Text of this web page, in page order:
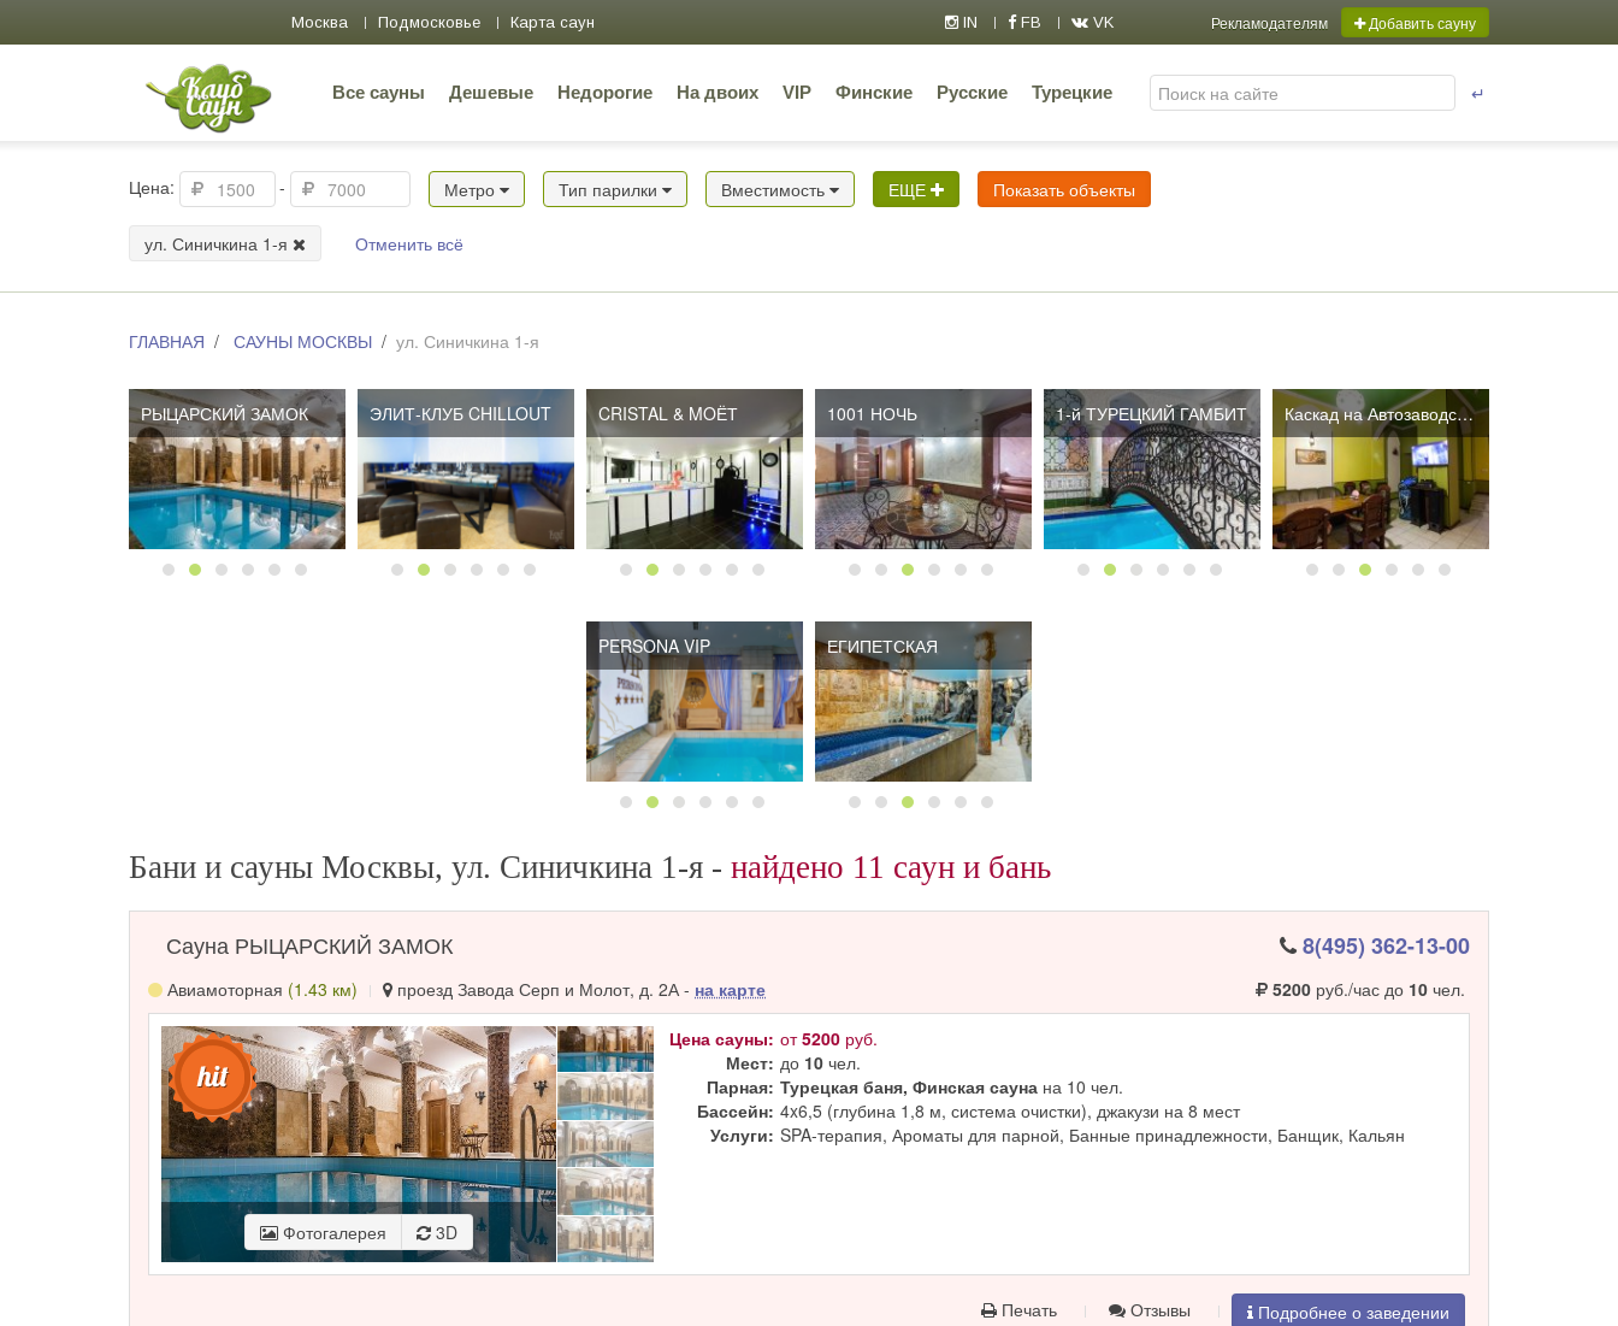
Москва Подмосковье Карта саун IN FB VK Добавить сауну
Рекламодателям
Все сауны Дешевые Недорогие На двоих VIP Финские Русские Турецкие ↵
Цена: - Метро Тип парилки Вместимость ЕЩЕ Показать объекты
ул. Синичкина 1-я Отменить всё
ГЛАВНАЯ САУНЫ МОСКВЫ ул. Синичкина 1-я
РЫЦАРСКИЙ ЗАМОК ЭЛИТ-КЛУБ CHILLOUT CRISTAL & MOЁТ 1001 НОЧЬ 1-й ТУРЕЦКИЙ ГАМБИТ Каскад на Автозаводской
PERSONA VIP ЕГИПЕТСКАЯ
Бани и сауны Москвы, ул. Синичкина 1-я - найдено 11 саун и бань
Сауна РЫЦАРСКИЙ ЗАМОК 8(495) 362-13-00
Авиамоторная (1.43 км) проезд Завода Серп и Молот, д. 2А - на карте 5200руб./час до 10чел.
Фотогалерея 3D
Цена сауны: от5200 руб.
Мест: до 10 чел.
Парная: Турецкая баня, Финская сауна на 10 чел.
Бассейн: 4x6,5 (глубина 1,8 м, система очистки), джакузи на 8 мест
Услуги: SPA-терапия, Ароматы для парной, Банные принадлежности, Банщик, Кальян
Печать Отзывы Подробнее о заведении